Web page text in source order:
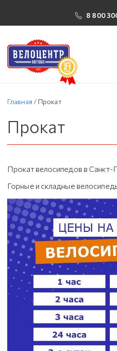
8 800
Главная / Прокат
Прокат
Прокат велосипедов в Санкт-
Горные и складные